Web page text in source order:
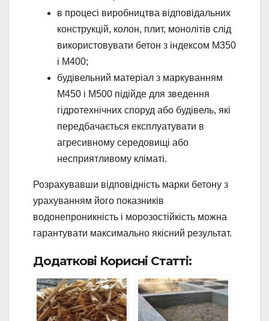
в процесі виробництва відповідальних
конструкцій, колон, плит, монолітів слід
використовувати бетон з індексом М350
і М400;
будівельний матеріал з маркуванням
М450 і М500 підійде для зведення
гідротехнічних споруд або будівель, які
передбачається експлуатувати в
агресивному середовищі або
несприятливому кліматі.
Розрахувавши відповідність марки бетону з
урахуванням його показників
водонепроникність і морозостійкість можна
гарантувати максимально якісний результат.
Додаткові Корисні Статті: